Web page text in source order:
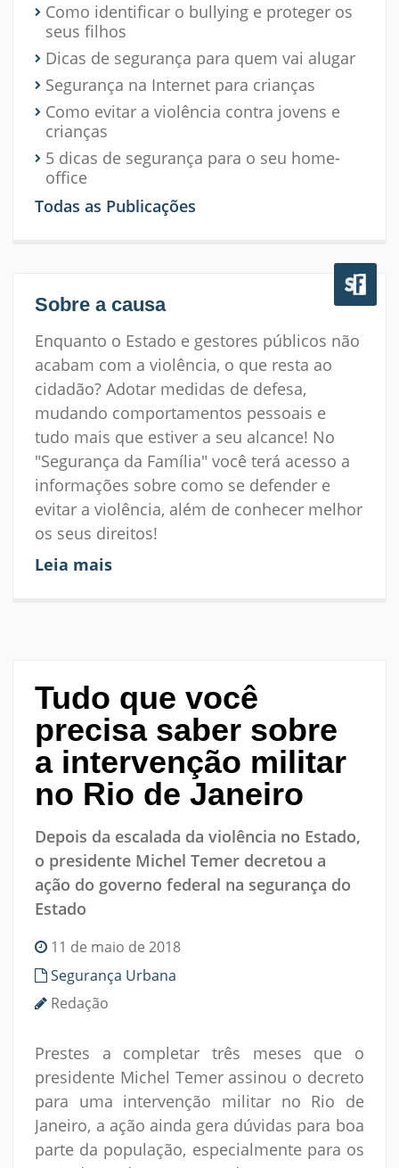
Como identificar o bullying e proteger os
seus filhos
Dicas de segurança para quem vai alugar
Segurança na Internet para crianças
Como evitar a violência contra jovens e
crianças
5 dicas de segurança para o seu home-
office
Todas as Publicações
Sobre a causa
Enquanto o Estado e gestores públicos não
acabam com a violência, o que resta ao
cidadão? Adotar medidas de defesa,
mudando comportamentos pessoais e
tudo mais que estiver a seu alcance! No
"Segurança da Família" você terá acesso a
informações sobre como se defender e
evitar a violência, além de conhecer melhor
os seus direitos!
Leia mais
Tudo que você
precisa saber sobre
a intervenção militar
no Rio de Janeiro
Depois da escalada da violência no Estado,
o presidente Michel Temer decretou a
ação do governo federal na segurança do
Estado
11 de maio de 2018
Segurança Urbana
Redação
Prestes a completar três meses que o
presidente Michel Temer assinou o decreto
para uma intervenção militar no Rio de
Janeiro, a ação ainda gera dúvidas para boa
parte da população, especialmente para os